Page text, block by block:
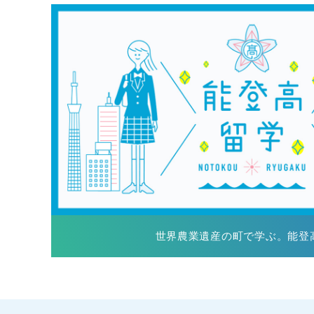
世界農業遺産の町で学ぶ。能登